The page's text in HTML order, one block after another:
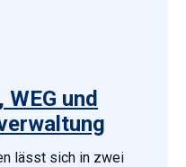
und
lässt sich in zwei